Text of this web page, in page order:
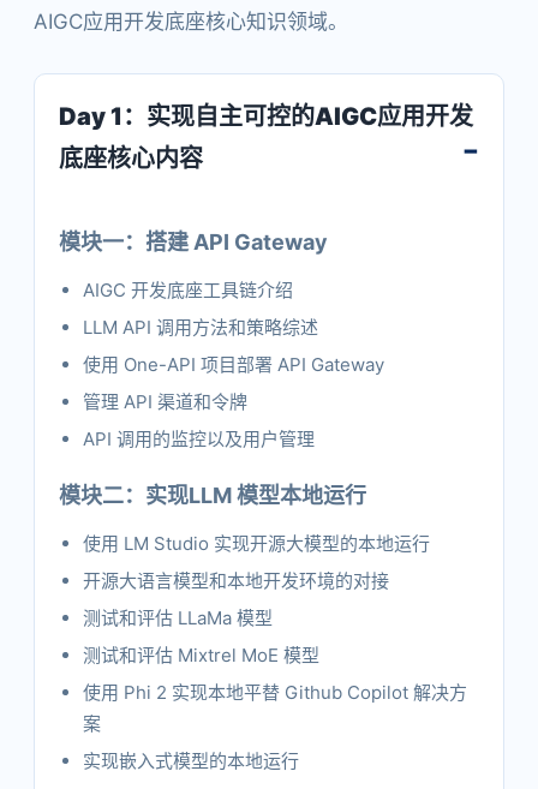
AIGC应用开发底座核心知识领域。
Day 1：实现自主可控的AIGC应用开发
底座核心内容
模块一：搭建 API Gateway
AIGC 开发底座工具链介绍
LLM API 调用方法和策略综述
使用 One-API 项目部署 API Gateway
管理 API 渠道和令牌
API 调用的监控以及用户管理
模块二：实现LLM 模型本地运行
使用 LM Studio 实现开源大模型的本地运行
开源大语言模型和本地开发环境的对接
测试和评估 LLaMa 模型
测试和评估 Mixtrel MoE 模型
使用 Phi 2 实现本地平替 Github Copilot 解决方
案
实现嵌入式模型的本地运行